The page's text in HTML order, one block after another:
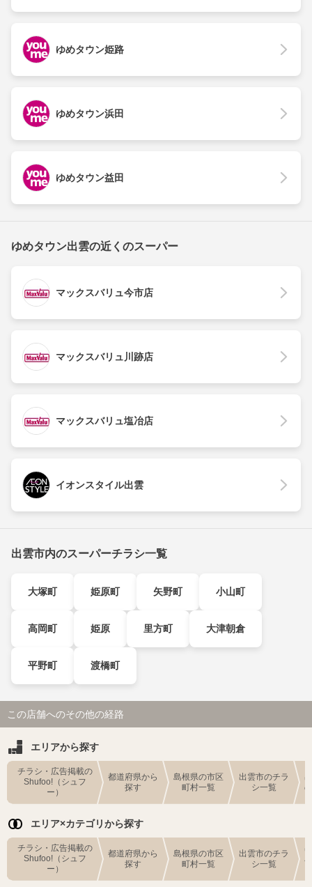
ゆめタウン姫路
ゆめタウン浜田
ゆめタウン益田
ゆめタウン出雲の近くのスーパー
マックスバリュ今市店
マックスバリュ川跡店
マックスバリュ塩冶店
イオンスタイル出雲
出雲市内のスーパーチラシ一覧
大塚町 姫原町 矢野町 小山町
高岡町 姫原 里方町 大津朝倉
平野町 渡橋町
この店舗へのその他の経路
エリアから探す
チラシ・広告掲載の
Shufoo!（シュフ
ー）
都道府県から
探す
島根県の市区
町村一覧
出雲市のチラ
シ一覧
エリア×カテゴリから探す
チラシ・広告掲載の
Shufoo!（シュフ
ー）
都道府県から
探す
島根県の市区
町村一覧
出雲市のチラ
シ一覧